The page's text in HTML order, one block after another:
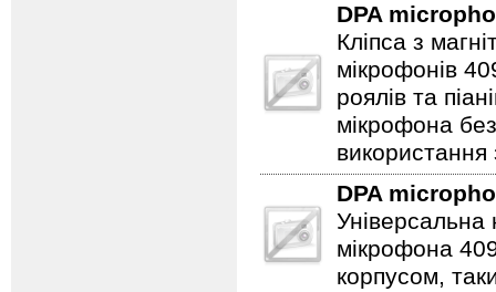
DPA
Кліпса з
мікрофонів
роялів та
мікрофона
DPA
Універсальна
мікрофона
корпусом,